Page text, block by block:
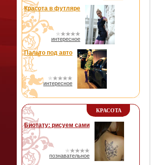
Красота в футляре
интересное
Пальто под авто
интересное
КРАСОТА
Биотату: рисуем сами
познавательное